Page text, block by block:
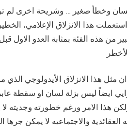
وخطأ صغير … وشريحة اخرى لم
هذا الانزلاق الإعلامي،
من هذه الفئة بمثابة العدو الاول
ان مثل هذا الانزلاق الأيدولوجي
ايضاً ليس بزلة لسان او سقطة
هذا الامر ورغم خطورته
العقائدية والاجتماعيه لا يمكن